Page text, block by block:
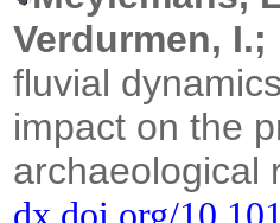
Verdurmen, I.;
fluvial
impact on the
archaeological